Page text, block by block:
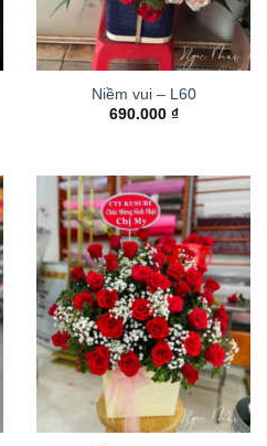
Niềm vui – L60
690.000 ₫